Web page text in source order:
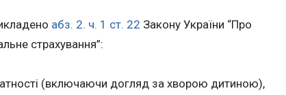
абз. 2. ч. 1 ст. 22 Закону України “Про
страхування”:
(включаючи догляд за хворою дитиною),